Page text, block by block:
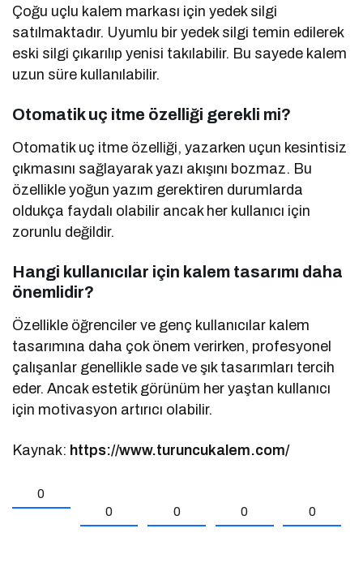
Çoğu uçlu kalem markası için yedek silgi
satılmaktadır. Uyumlu bir yedek silgi temin edilerek
eski silgi çıkarılıp yenisi takılabilir. Bu sayede kalem
uzun süre kullanılabilir.
Otomatik uç itme özelliği gerekli mi?
Otomatik uç itme özelliği, yazarken uçun kesintisiz
çıkmasını sağlayarak yazı akışını bozmaz. Bu
özellikle yoğun yazım gerektiren durumlarda
oldukça faydalı olabilir ancak her kullanıcı için
zorunlu değildir.
Hangi kullanıcılar için kalem tasarımı daha
önemlidir?
Özellikle öğrenciler ve genç kullanıcılar kalem
tasarımına daha çok önem verirken, profesyonel
çalışanlar genellikle sade ve şık tasarımları tercih
eder. Ancak estetik görünüm her yaştan kullanıcı
için motivasyon artırıcı olabilir.
Kaynak: https://www.turuncukalem.com/
0